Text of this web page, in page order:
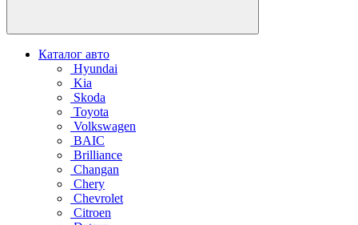
Каталог авто
Hyundai
Kia
Skoda
Toyota
Volkswagen
BAIC
Brilliance
Changan
Chery
Chevrolet
Citroen